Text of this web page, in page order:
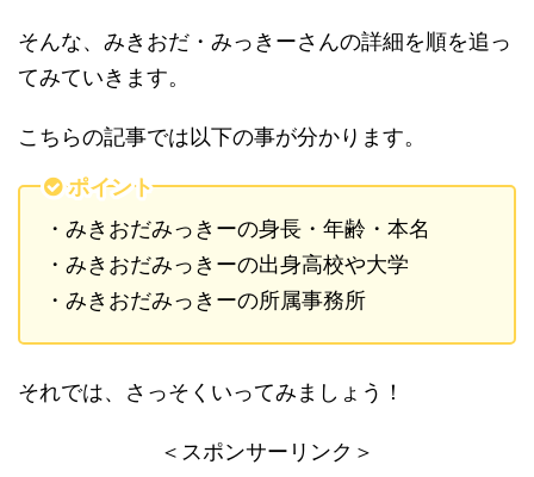
そんな、みきおだ・みっきーさんの詳細を順を追っ
てみていきます。
こちらの記事では以下の事が分かります。
ポイント
・みきおだみっきーの身長・年齢・本名
・みきおだみっきーの出身高校や大学
・みきおだみっきーの所属事務所
それでは、さっそくいってみましょう！
＜スポンサーリンク＞